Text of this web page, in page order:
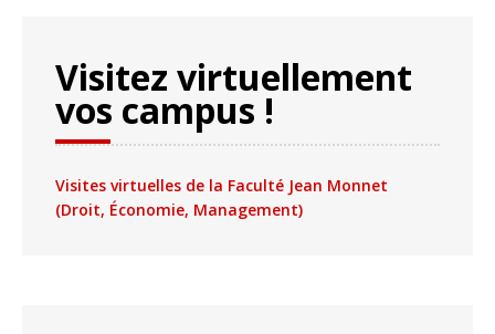
Visitez virtuellement
vos campus !
Visites virtuelles de la Faculté Jean Monnet
(Droit, Économie, Management)